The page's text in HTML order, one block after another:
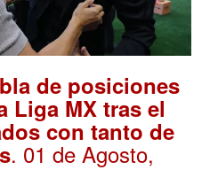
de posiciones
Liga MX tras el
con tanto de
. 01 de Agosto,